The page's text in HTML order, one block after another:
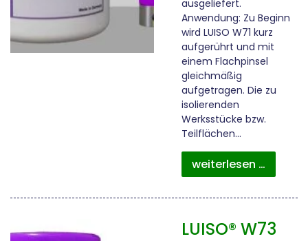
ausgeliefert.
Anwendung: Zu Beginn
wird LUISO W71 kurz
aufgerührt und mit
einem Flachpinsel
gleichmäßig
aufgetragen. Die zu
isolierenden
Werksstücke bzw.
Teilflächen…
weiterlesen …
LUISO® W73